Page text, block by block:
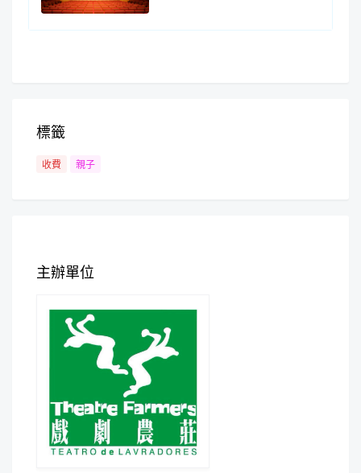
標籤
收費 親子
主辦單位